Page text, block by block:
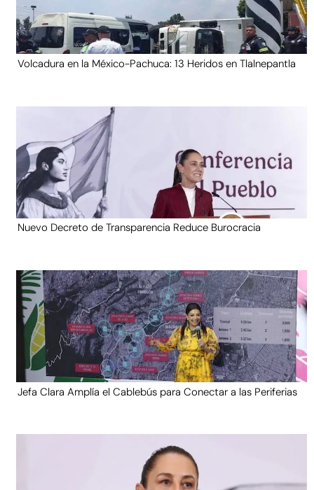
Volcadura en la México-Pachuca: 13 Heridos en Tlalnepantla
Nuevo Decreto de Transparencia Reduce Burocracia
Jefa Clara Amplía el Cablebús para Conectar a las Periferias